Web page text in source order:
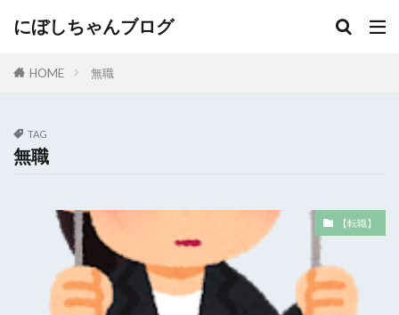
にぼしちゃんブログ
HOME 無職
TAG
無職
【転職】